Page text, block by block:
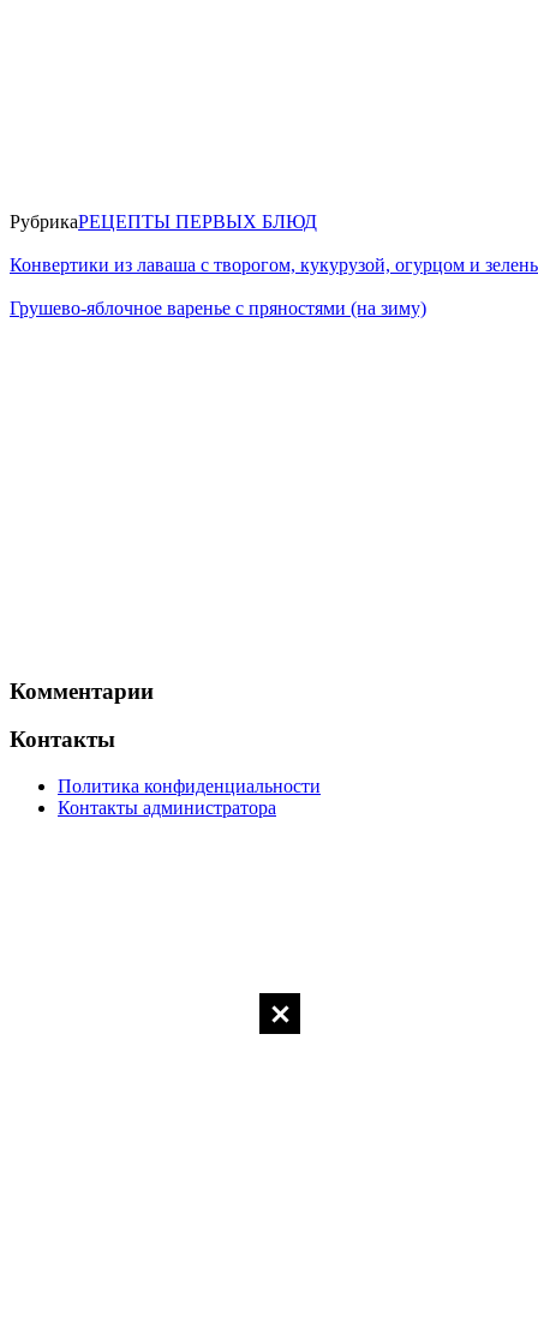
РубрикаРЕЦЕПТЫ ПЕРВЫХ БЛЮД
Конвертики из лаваша с творогом, кукурузой, огурцом и
Грушево-яблочное варенье с пряностями (на зиму)
Комментарии
Контакты
Политика конфиденциальности
Контакты администратора